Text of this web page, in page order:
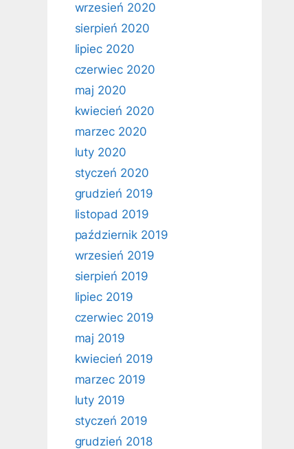
wrzesień 2020
sierpień 2020
lipiec 2020
czerwiec 2020
maj 2020
kwiecień 2020
marzec 2020
luty 2020
styczeń 2020
grudzień 2019
listopad 2019
październik 2019
wrzesień 2019
sierpień 2019
lipiec 2019
czerwiec 2019
maj 2019
kwiecień 2019
marzec 2019
luty 2019
styczeń 2019
grudzień 2018